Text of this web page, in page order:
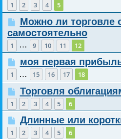
1 2 3 4 5
Можно ли торговле
самостоятельно
1 … 9 10 11 12
моя первая
1 … 15 16 17 18
Торговля
1 2 3 4 5 6
Длинные или
1 2 3 4 5 6